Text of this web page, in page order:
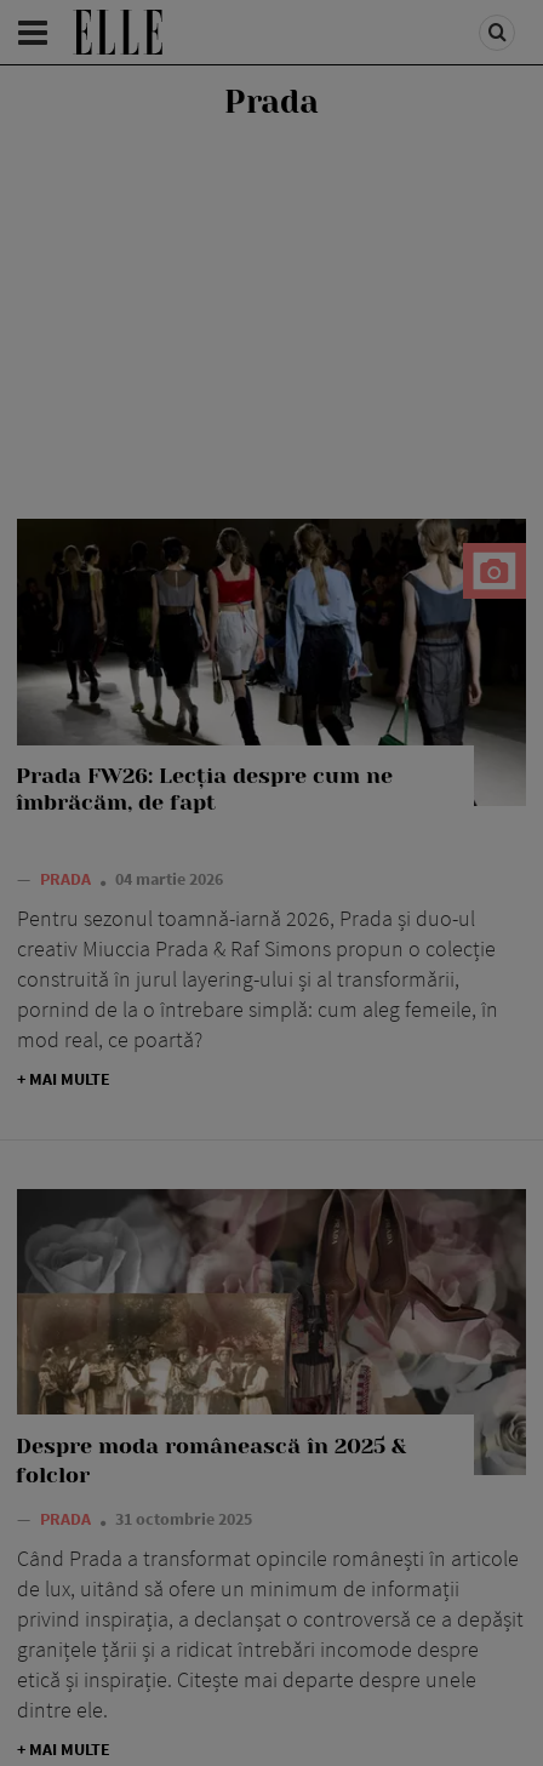
HOMEPAGE /FASHION
Prada
Prada FW26: Lecția despre cum ne
îmbrăcăm, de fapt
— PRADA 04 martie 2026
Pentru sezonul toamnă-iarnă 2026, Prada și duo-ul
creativ Miuccia Prada & Raf Simons propun o colecție
construită în jurul layering-ului și al transformării,
pornind de la o întrebare simplă: cum aleg femeile, în
mod real, ce poartă?
+ MAI MULTE
Despre moda românească în 2025 &
folclor
— PRADA 31 octombrie 2025
Când Prada a transformat opincile românești în articole
de lux, uitând să ofere un minimum de informații
privind inspirația, a declanșat o controversă ce a depășit
granițele țării și a ridicat întrebări incomode despre
etică și inspirație. Citește mai departe despre unele
dintre ele.
+ MAI MULTE